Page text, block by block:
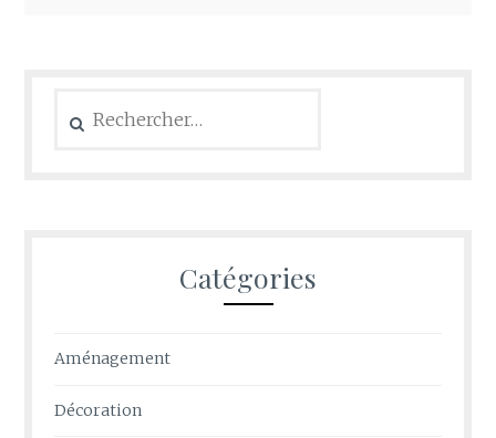
Catégories
Aménagement
Décoration